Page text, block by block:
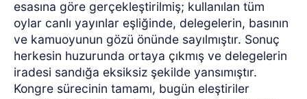
esasına göre gerçekleştirilmiş; kullanılan tüm
oylar canlı yayınlar eşliğinde, delegelerin, basının
ve kamuoyunun gözü önünde sayılmıştır. Sonuç
herkesin huzurunda ortaya çıkmış ve delegelerin
iradesi sandığa eksiksiz şekilde yansımıştır.
Kongre sürecinin tamamı, bugün eleştiriler